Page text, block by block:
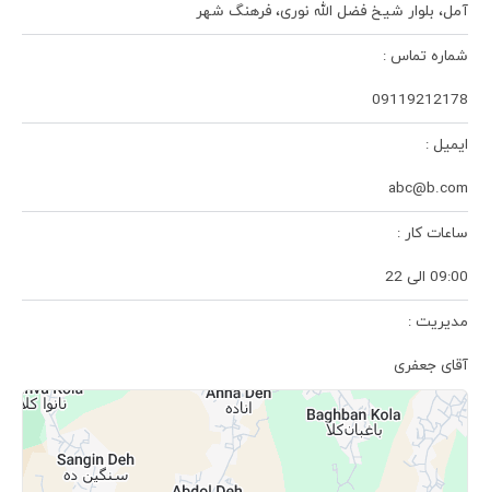
آمل، بلوار شیخ فضل الله نوری، فرهنگ شهر
شماره تماس :
09119212178
ایمیل :
abc@b.com
ساعات کار :
09:00 الی 22
مدیریت :
آقای جعفری